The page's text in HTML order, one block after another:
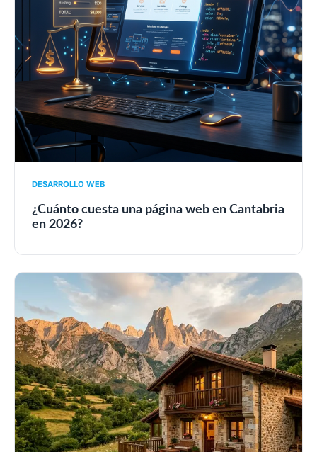
DESARROLLO WEB
¿Cuánto cuesta una página web en Cantabria
en 2026?